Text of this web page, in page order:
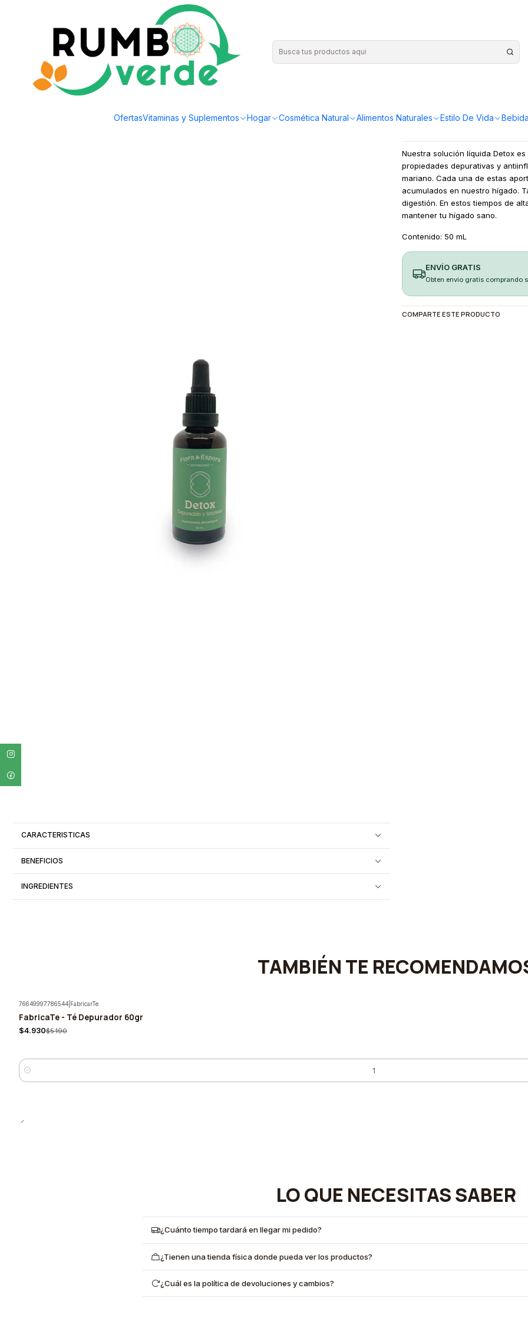
OfertasVitaminas y Suplementos Hogar Cosmética Natural Alimentos Naturales Estilo De Vida
Envío gratis por compras sobre los 59.990 en la provincia de Santiago
Vitaminas y Suplementos Detox y Depuración Flora & Espora - Detox 50ml
CARACTERISTICAS
BENEFICIOS
INGREDIENTES
¡Compra más y
Nuestra solución líquida Detox
propiedades depurativas y
mariano. Cada una de estas
acumulados en nuestro hígado.
digestión. En estos tiempos de
mantener tu hígado sano.
Contenido: 50 mL
ENVÍO GRATIS
Obten envio gratis comprando
COMPARTE ESTE PRODUCTO
TAMBIÉN TE
-5%
76649997786544| FabricarTe
FabricaTe - Té Depurador 60gr
$4.930$5.190
Cantidad
LO QUE NECESITAS SABER
¿Cuánto tiempo tardará en llegar mi pedido?
¿Tienen una tienda física donde pueda ver los productos?
¿Cuál es la política de devoluciones y cambios?